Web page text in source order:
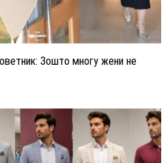
Зошто многу жени не